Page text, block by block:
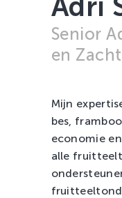
Senior
en
Mijn
bes,
economie
alle